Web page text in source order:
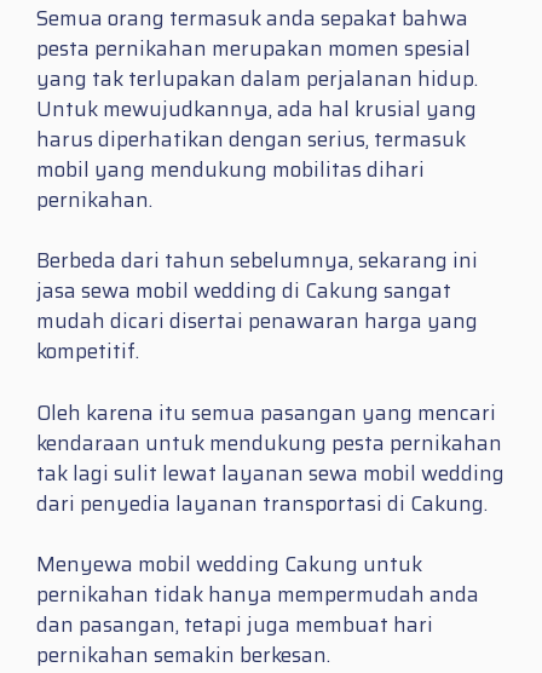
Semua orang termasuk anda sepakat bahwa
pesta pernikahan merupakan momen spesial
yang tak terlupakan dalam perjalanan hidup.
Untuk mewujudkannya, ada hal krusial yang
harus diperhatikan dengan serius, termasuk
mobil yang mendukung mobilitas dihari
pernikahan.
Berbeda dari tahun sebelumnya, sekarang ini
jasa sewa mobil wedding di Cakung sangat
mudah dicari disertai penawaran harga yang
kompetitif.
Oleh karena itu semua pasangan yang mencari
kendaraan untuk mendukung pesta pernikahan
tak lagi sulit lewat layanan sewa mobil wedding
dari penyedia layanan transportasi di Cakung.
Menyewa mobil wedding Cakung untuk
pernikahan tidak hanya mempermudah anda
dan pasangan, tetapi juga membuat hari
pernikahan semakin berkesan.